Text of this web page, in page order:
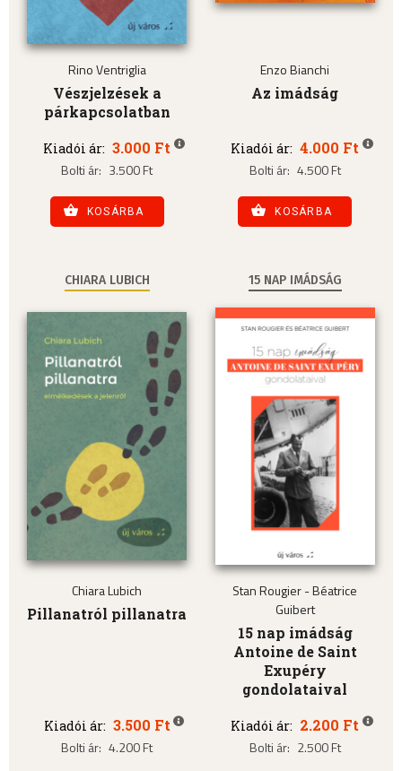
Rino Ventriglia
Vészjelzések a
párkapcsolatban
Kiadói ár: 3.000 Ft
Bolti ár: 3.500 Ft
KOSÁRBA
Enzo Bianchi
Az imádság
Kiadói ár: 4.000 Ft
Bolti ár: 4.500 Ft
KOSÁRBA
CHIARA LUBICH
Chiara Lubich
Pillanatról pillanatra
Kiadói ár: 3.500 Ft
Bolti ár: 4.200 Ft
15 NAP IMÁDSÁG
Stan Rougier - Béatrice
Guibert
15 nap imádság
Antoine de Saint
Exupéry
gondolataival
Kiadói ár: 2.200 Ft
Bolti ár: 2.500 Ft